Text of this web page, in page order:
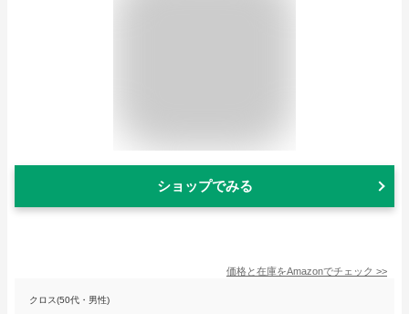
ショップでみる
価格と在庫をAmazonでチェック >>
クロス(50代・男性)